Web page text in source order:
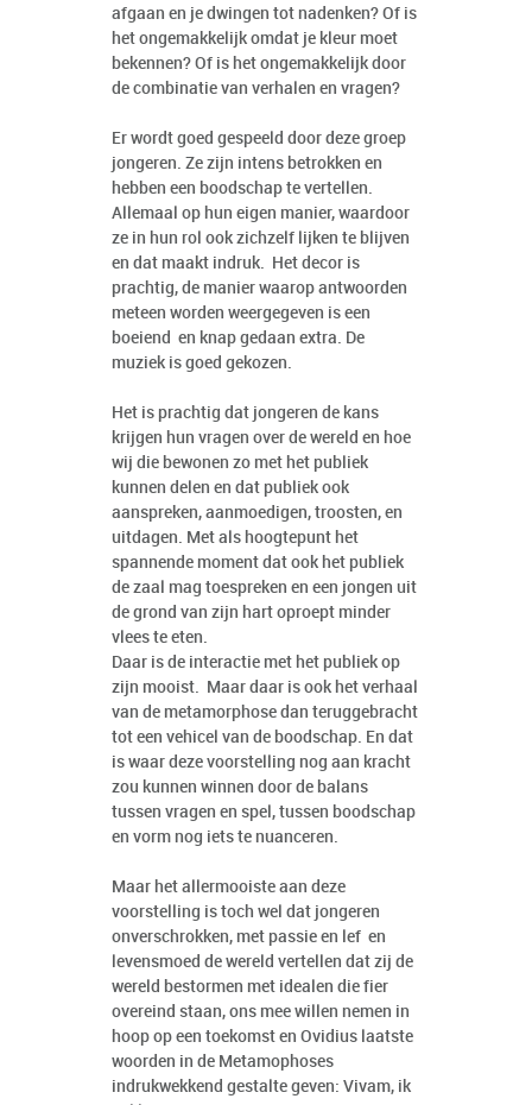
afgaan en je dwingen tot nadenken? Of is
het ongemakkelijk omdat je kleur moet
bekennen? Of is het ongemakkelijk door
de combinatie van verhalen en vragen?
Er wordt goed gespeeld door deze groep
jongeren. Ze zijn intens betrokken en
hebben een boodschap te vertellen.
Allemaal op hun eigen manier, waardoor
ze in hun rol ook zichzelf lijken te blijven
en dat maakt indruk. Het decor is
prachtig, de manier waarop antwoorden
meteen worden weergegeven is een
boeiend en knap gedaan extra. De
muziek is goed gekozen.
Het is prachtig dat jongeren de kans
krijgen hun vragen over de wereld en hoe
wij die bewonen zo met het publiek
kunnen delen en dat publiek ook
aanspreken, aanmoedigen, troosten, en
uitdagen. Met als hoogtepunt het
spannende moment dat ook het publiek
de zaal mag toespreken en een jongen uit
de grond van zijn hart oproept minder
vlees te eten.
Daar is de interactie met het publiek op
zijn mooist. Maar daar is ook het verhaal
van de metamorphose dan teruggebracht
tot een vehicel van de boodschap. En dat
is waar deze voorstelling nog aan kracht
zou kunnen winnen door de balans
tussen vragen en spel, tussen boodschap
en vorm nog iets te nuanceren.
Maar het allermooiste aan deze
voorstelling is toch wel dat jongeren
onverschrokken, met passie en lef en
levensmoed de wereld vertellen dat zij de
wereld bestormen met idealen die fier
overeind staan, ons mee willen nemen in
hoop op een toekomst en Ovidius laatste
woorden in de Metamophoses
indrukwekkend gestalte geven: Vivam, ik